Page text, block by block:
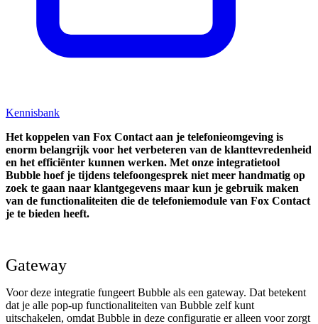
Kennisbank
Het koppelen van Fox Contact aan je telefonieomgeving is
enorm belangrijk voor het verbeteren van de klanttevredenheid
en het efficiënter kunnen werken. Met onze integratietool
Bubble hoef je tijdens telefoongesprek niet meer handmatig op
zoek te gaan naar klantgegevens maar kun je gebruik maken
van de functionaliteiten die de telefoniemodule van Fox Contact
je te bieden heeft.
Gateway
Voor deze integratie fungeert Bubble als een gateway. Dat betekent
dat je alle pop-up functionaliteiten van Bubble zelf kunt
uitschakelen, omdat Bubble in deze configuratie er alleen voor zorgt